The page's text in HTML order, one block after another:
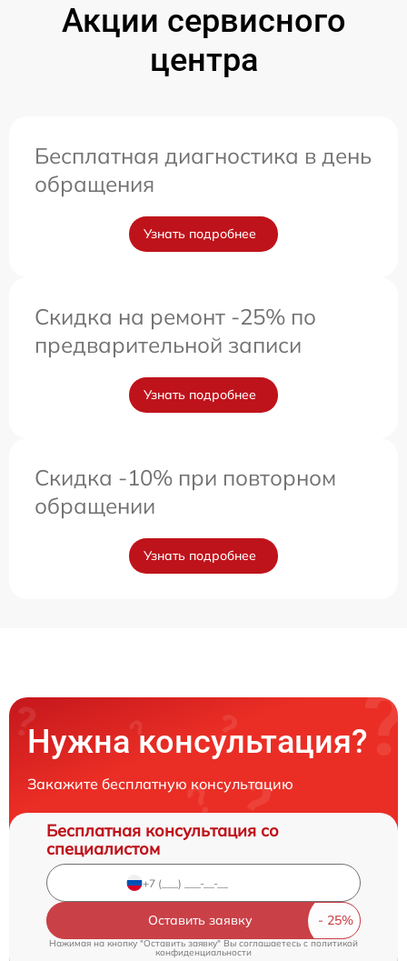
Акции сервисного
центра
Бесплатная диагностика в день
обращения
Узнать подробнее
Скидка на ремонт -25% по
предварительной записи
Узнать подробнее
Скидка -10% при повторном
обращении
Узнать подробнее
Нужна консультация?
Закажите бесплатную консультацию
Бесплатная консультация со
специалистом
Оставить заявку
Нажимая на кнопку "Оставить заявку" Вы соглашаетесь c политикой
конфиденциальности